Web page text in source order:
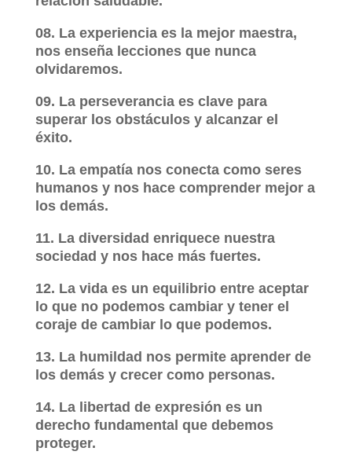
08. La experiencia es la mejor maestra,
nos enseña lecciones que nunca
olvidaremos.
09. La perseverancia es clave para
superar los obstáculos y alcanzar el
éxito.
10. La empatía nos conecta como seres
humanos y nos hace comprender mejor a
los demás.
11. La diversidad enriquece nuestra
sociedad y nos hace más fuertes.
12. La vida es un equilibrio entre aceptar
lo que no podemos cambiar y tener el
coraje de cambiar lo que podemos.
13. La humildad nos permite aprender de
los demás y crecer como personas.
14. La libertad de expresión es un
derecho fundamental que debemos
proteger.